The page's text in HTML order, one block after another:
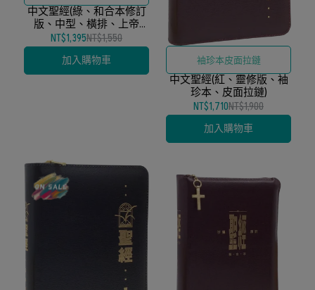
上帝版神學用語、中型橫排
易讀排版與耐用拉鍊保護」
中文聖經(綠、和合本修訂
版、中型、橫排、上帝
版、皮面拉鍊)
NT$1,395NT$1,550
加入購物車 袖珍本皮面拉鏈
中文聖經(紅、靈修版、袖
珍本、皮面拉鏈)
NT$1,710NT$1,900
加入購物車